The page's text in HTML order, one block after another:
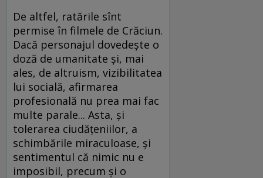
De altfel, ratările sînt
permise în filmele de Crăciun.
Dacă personajul dovedeşte o
doză de umanitate şi, mai
ales, de altruism, vizibilitatea
lui socială, afirmarea
profesională nu prea mai fac
multe parale... Asta, şi
tolerarea ciudăţeniilor, a
schimbările miraculoase, şi
sentimentul că nimic nu e
imposibil, precum şi o